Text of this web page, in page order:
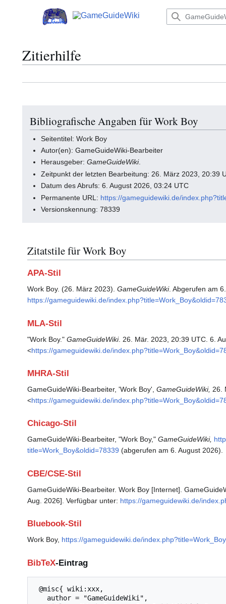
Hauptmenü
Zitierhilfe
Bibliografische Angaben für Work Boy
Seitentitel: Work Boy
Autor(en): GameGuideWiki-Bearbeiter
Herausgeber:GameGuideWiki.
Zeitpunkt der letzten Bearbeitung: 26. März 2023, 20:39
Datum des Abrufs: 6. August 2026, 03:24 UTC
Permanente URL: https://gameguidewiki.de/
Versionskennung: 78339
Zitatstile für Work Boy
APA-Stil
Work Boy. (26. März 2023). GameGuideWiki. Abgerufen am
https://gameguidewiki.de/
MLA-Stil
"Work Boy." GameGuideWiki. 26. Mär. 2023, 20:39 UTC. 6.
<https://gameguidewiki.de/
MHRA-Stil
GameGuideWiki-Bearbeiter, 'Work Boy', GameGuideWiki, 26.
<https://gameguidewiki.de/
Chicago-Stil
GameGuideWiki-Bearbeiter, "Work Boy," GameGuideWiki,
title=Work_Boy&oldid=78339 (abgerufen am 6. August 2026).
CBE/CSE-Stil
GameGuideWiki-Bearbeiter. Work Boy [Internet].
Aug. 2026]. Verfügbar unter: https://gameguidewiki.de/
Bluebook-Stil
Work Boy, https://gameguidewiki.de/
BibTeX-Eintrag